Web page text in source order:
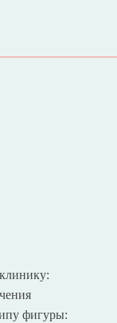
фигуры: